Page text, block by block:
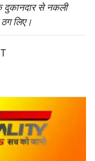
दुकानदार से नकली
लिए।